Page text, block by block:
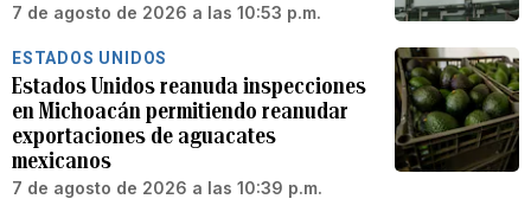
7 de agosto de 2026 a las 10:53 p.m.
ESTADOS UNIDOS
Estados Unidos reanuda inspecciones
en Michoacán permitiendo reanudar
exportaciones de aguacates
mexicanos
7 de agosto de 2026 a las 10:39 p.m.